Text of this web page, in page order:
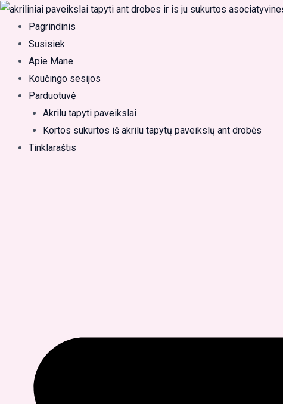
Pereiti
turinio
Pagrindinis
Susisiek
Apie Mane
Koučingo sesijos
Parduotuvė
Akrilu tapyti paveikslai
Kortos sukurtos iš akrilu tapytų paveikslų ant drobės
Tinklaraštis
Products
search